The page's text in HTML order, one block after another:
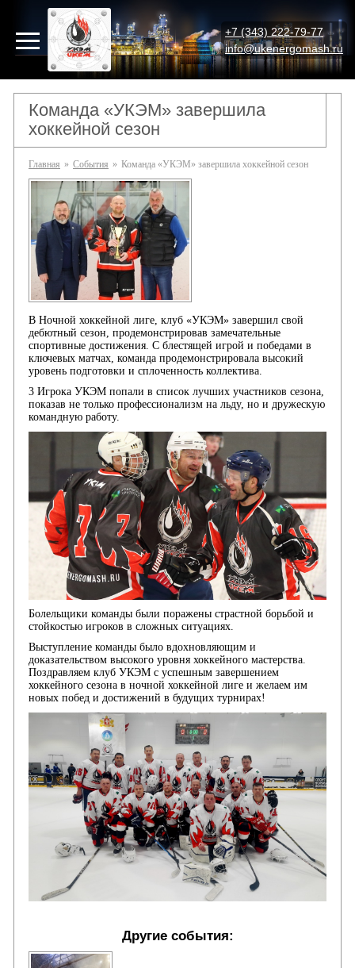
+7 (343) 222-79-77
info@ukenergomash.ru
Команда «УКЭМ» завершила
хоккейной сезон
Главная » События » Команда «УКЭМ» завершила хоккейной сезон
В Ночной хоккейной лиге, клуб «УКЭМ» завершил свой
дебютный сезон, продемонстрировав замечательные
спортивные достижения. С блестящей игрой и победами в
ключевых матчах, команда продемонстрировала высокий
уровень подготовки и сплоченность коллектива.
3 Игрока УКЭМ попали в список лучших участников сезона,
показав не только профессионализм на льду, но и дружескую
командную работу.
Болельщики команды были поражены страстной борьбой и
стойкостью игроков в сложных ситуациях.
Выступление команды было вдохновляющим и
доказательством высокого уровня хоккейного мастерства.
Поздравляем клуб УКЭМ с успешным завершением
хоккейного сезона в ночной хоккейной лиге и желаем им
новых побед и достижений в будущих турнирах!
Другие события: